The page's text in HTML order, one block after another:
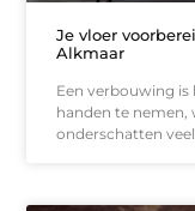
Je vloer
Alkmaar
Een verbouwing
handen te nemen,
onderschatten